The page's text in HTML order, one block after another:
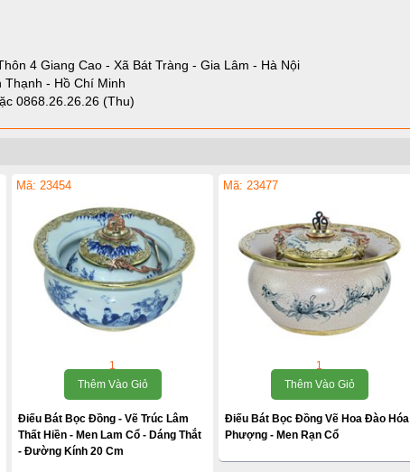
4 Giang Cao - Xã Bát Tràng - Gia Lâm - Hà Nội
Thạnh - Hồ Chí Minh
0868.26.26.26 (Thu)
Mã: 23454
1
Thêm Vào Giỏ
Điếu Bát Bọc Đồng - Vẽ Trúc Lâm
Thất Hiền - Men Lam Cổ - Dáng Thắt
- Đường Kính 20 Cm
Mã: 23477
1
Thêm Vào Giỏ
Điếu Bát Bọc Đồng Vẽ Hoa Đào Hóa
Phượng - Men Rạn Cổ